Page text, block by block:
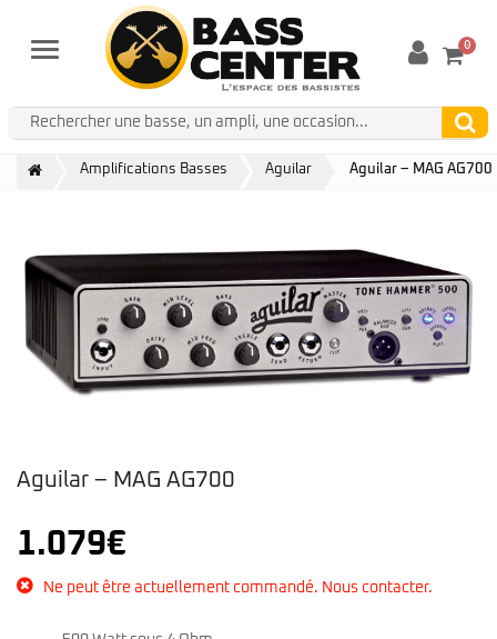
Menu 0
Amplifications Basses Aguilar Aguilar – MAG AG700
Aguilar – MAG AG700
1.079€
Ne peut être actuellement commandé. Nous contacter.